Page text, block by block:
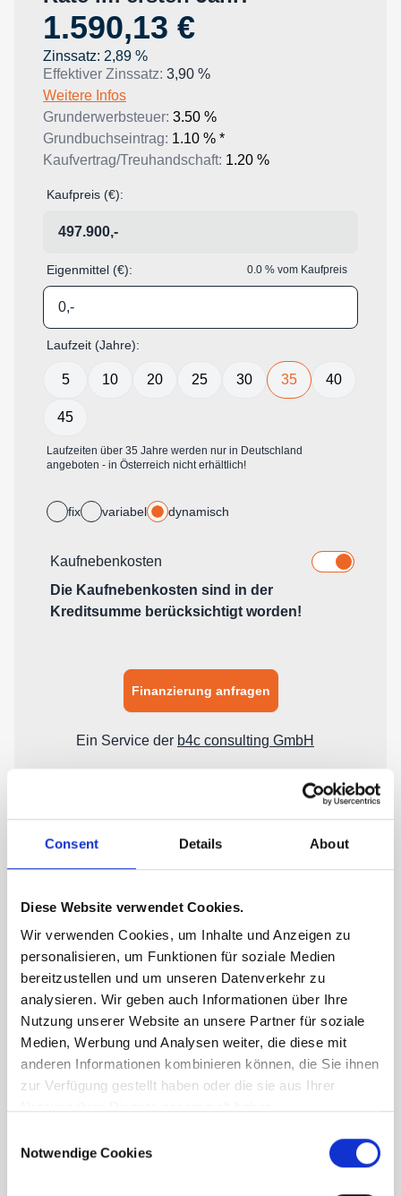
Consent Details About
Diese Website verwendet Cookies.
Wir verwenden Cookies, um Inhalte und Anzeigen zu
personalisieren, um Funktionen für soziale Medien
bereitzustellen und um unseren Datenverkehr zu
analysieren. Wir geben auch Informationen über Ihre
Nutzung unserer Website an unsere Partner für soziale
Medien, Werbung und Analysen weiter, die diese mit
anderen Informationen kombinieren können, die Sie ihnen
zur Verfügung gestellt haben oder die sie aus Ihrer
Selection
Notwendige Cookies
Nebenkosten
Grunderwerbsteuer
Grundbucheintragungsgebü
hren